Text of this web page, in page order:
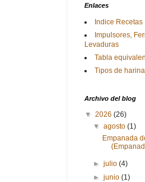
Enlaces
Indice Recetas
Impulsores,
Levaduras
Tabla
Tipos de
Archivo del blog
▼ 2026 (26)
▼agosto(1)
Empanada
►julio(4)
►junio(1)